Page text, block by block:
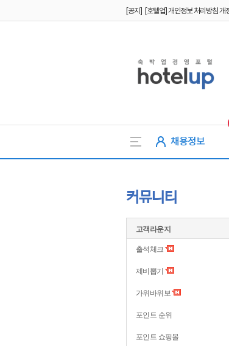
채용정보
커뮤니티
고객라운지
출석체크
제비뽑기
가위바위보
포인트 순위
포인트 쇼핑몰